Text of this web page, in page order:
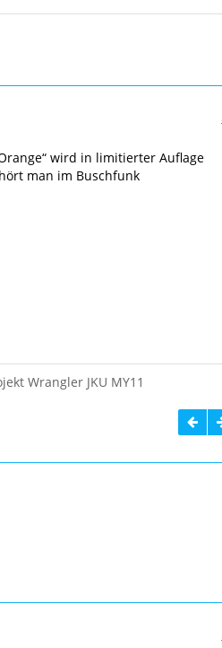
wird in limitierter Auflage
man im Buschfunk
Wrangler JKU MY11